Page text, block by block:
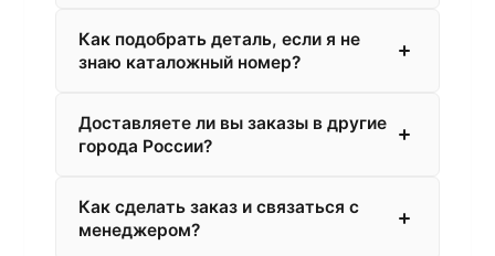
Как подобрать деталь, если я не
знаю каталожный номер?
Доставляете ли вы заказы в другие
города России?
Как сделать заказ и связаться с
менеджером?